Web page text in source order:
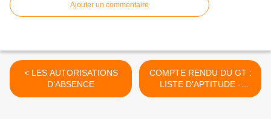
Ajouter un commentaire
< LES AUTORISATIONS
D’ABSENCE
COMPTE RENDU DU GT :
LISTE D’APTITUDE -
ACCES AU CORPS DES